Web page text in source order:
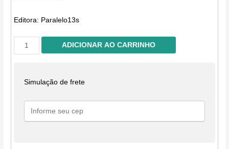
Editora: Paralelo13s
Tem
poeta
casa?
poetry
ADICIONAR AO CARRINHO
Simulação de frete